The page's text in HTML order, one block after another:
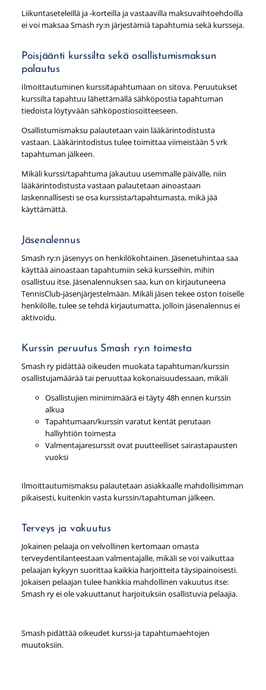
Liikuntaseteleillä ja -korteilla ja vastaavilla maksuvaihtoehdoilla
ei voi maksaa Smash ry:n järjestämiä tapahtumia sekä kursseja.
Poisjäänti kurssilta sekä osallistumismaksun
palautus
Ilmoittautuminen kurssitapahtumaan on sitova. Peruutukset
kurssilta tapahtuu lähettämällä sähköpostia tapahtuman
tiedoista löytyvään sähköpostiosoitteeseen.
Osallistumismaksu palautetaan vain lääkärintodistusta
vastaan. Lääkärintodistus tulee toimittaa viimeistään 5 vrk
tapahtuman jälkeen.
Mikäli kurssi/tapahtuma jakautuu usemmalle päivälle, niin
lääkärintodistusta vastaan palautetaan ainoastaan
laskennallisesti se osa kurssista/tapahtumasta, mikä jää
käyttämättä.
Jäsenalennus
Smash ry:n jäsenyys on henkilökohtainen. Jäsenetuhintaa saa
käyttää ainoastaan tapahtumiin sekä kursseihin, mihin
osallistuu itse. Jäsenalennuksen saa, kun on kirjautuneena
TennisClub-jäsenjärjestelmään. Mikäli jäsen tekee oston toiselle
henkilölle, tulee se tehdä kirjautumatta, jolloin jäsenalennus ei
aktivoidu.
Kurssin peruutus Smash ry:n toimesta
Smash ry pidättää oikeuden muokata tapahtuman/kurssin
osallistujamäärää tai peruuttaa kokonaisuudessaan, mikäli
Osallistujien minimimäärä ei täyty 48h ennen kurssin
alkua
Tapahtumaan/kurssin varatut kentät perutaan
halliyhtiön toimesta
Valmentajaresurssit ovat puutteelliset sairastapausten
vuoksi
Ilmoittautumismaksu palautetaan asiakkaalle mahdollisimman
pikaisesti, kuitenkin vasta kurssin/tapahtuman jälkeen.
Terveys ja vakuutus
Jokainen pelaaja on velvollinen kertomaan omasta
terveydentilanteestaan valmentajalle, mikäli se voi vaikuttaa
pelaajan kykyyn suorittaa kaikkia harjoitteita täysipainoisesti.
Jokaisen pelaajan tulee hankkia mahdollinen vakuutus itse:
Smash ry ei ole vakuuttanut harjoituksiin osallistuvia pelaajia.
Smash pidättää oikeudet kurssi-ja tapahtumaehtojen
muutoksiin.